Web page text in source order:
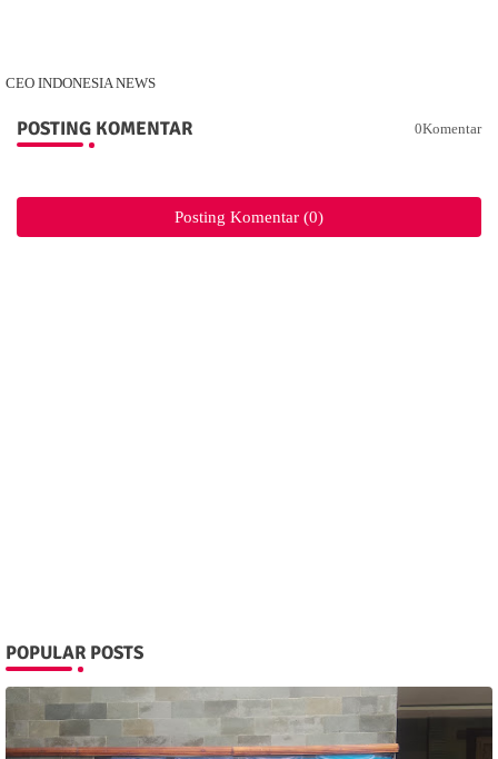
CEO INDONESIA NEWS
POSTING KOMENTAR 0Komentar
Posting Komentar (0)
POPULAR POSTS